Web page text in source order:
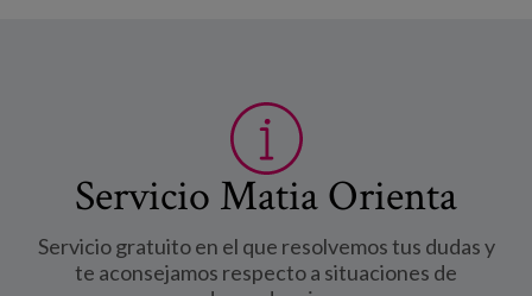
Servicio Matia Orienta
Servicio gratuito en el que resolvemos tus dudas y
te aconsejamos respecto a situaciones de